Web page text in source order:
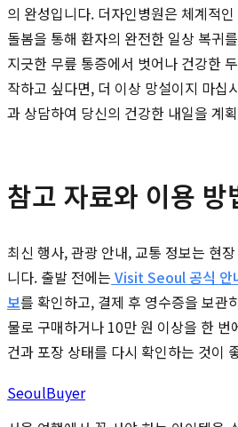
의 완성입니다. 더자인병원은 체계적
돌봄을 통해 환자의 완전한 일상 복귀
지긋한 무릎 통증에서 벗어나 건강한
작하고 싶다면, 더 이상 망설이지 마십
과 상담하여 당신의 건강한 내일을 계
참고 자료와 이용 방
최신 행사, 관광 안내, 교통 정보는 현
니다. 출발 전에는 Visit Seoul 공식 안
보를 확인하고, 결제 후 영수증을 보관
물로 구매하거나 10만 원 이상을 한 번
건과 포장 상태를 다시 확인하는 것이
SeoulBuyer